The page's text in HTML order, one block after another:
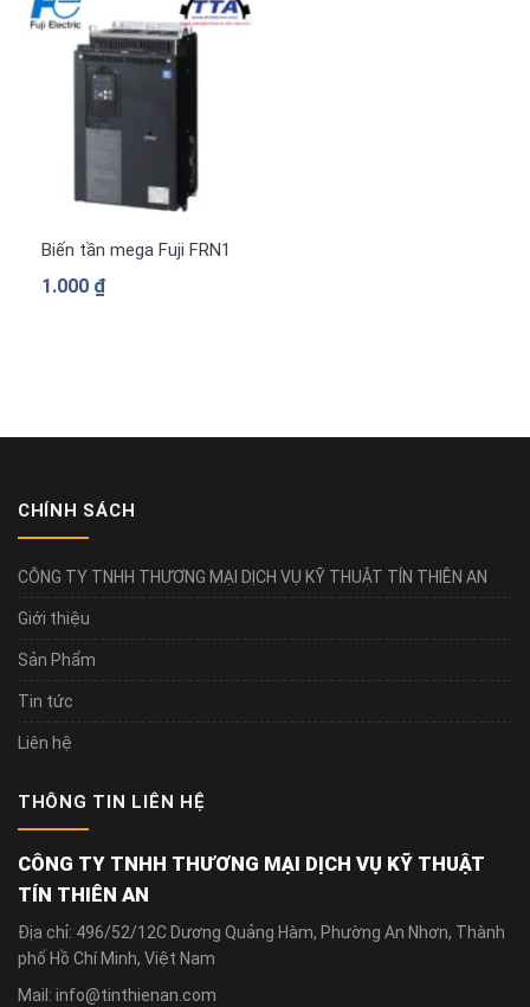
Biến tần mega Fuji FRN1480G2S-4G 3 pha 380 V
1.000 ₫
CHÍNH SÁCH
CÔNG TY TNHH THƯƠNG MẠI DỊCH VỤ KỸ THUẬT TÍN THIÊN AN
Giới thiệu
Sản Phẩm
Tin tức
Liên hệ
THÔNG TIN LIÊN HỆ
CÔNG TY TNHH THƯƠNG MẠI DỊCH VỤ KỸ THUẬT
TÍN THIÊN AN
Địa chỉ: 496/52/12C Dương Quảng Hàm, Phường An Nhơn, Thành
phố Hồ Chí Minh, Việt Nam
Mail: info@tinthienan.com